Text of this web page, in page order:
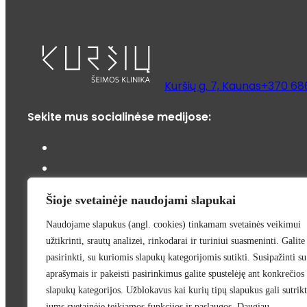
Šioje svetainėje naudojami slapukai
Naudojame slapukus (angl. cookies) tinkamam svetainės veikimui
užtikrinti, srautų analizei, rinkodarai ir turiniui suasmeninti. Galite
pasirinkti, su kuriomis slapukų kategorijomis sutikti. Susipažinti su
aprašymais ir pakeisti pasirinkimus galite spustelėję ant konkrečios
slapukų kategorijos. Užblokavus kai kurių tipų slapukus gali
Kuršių g. 7, Kaunas+370
Sekite mus socialinėse medijose:
PASLAUGOS
Šeimos gydytojų konsultacijos Odontologijos
centrasProfilaktiniai sveikatos patikrinimaiCOVID-
INFORMACIJA
For foreigners (EN)Pagalba ukrainiečiams